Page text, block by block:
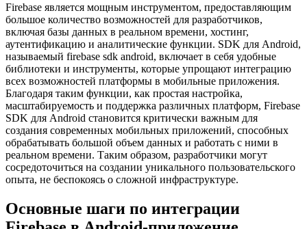
Firebase является мощным инструментом, предоставляющим
большое количество возможностей для разработчиков,
включая базы данных в реальном времени, хостинг,
аутентификацию и аналитические функции. SDK для Android,
называемый firebase sdk android, включает в себя удобные
библиотеки и инструменты, которые упрощают интеграцию
всех возможностей платформы в мобильные приложения.
Благодаря таким функции, как простая настройка,
масштабируемость и поддержка различных платформ, Firebase
SDK для Android становится критически важным для
создания современных мобильных приложений, способных
обрабатывать большой объем данных и работать с ними в
реальном времени. Таким образом, разработчики могут
сосредоточиться на создании уникального пользовательского
опыта, не беспокоясь о сложной инфраструктуре.
Основные шаги по интеграции